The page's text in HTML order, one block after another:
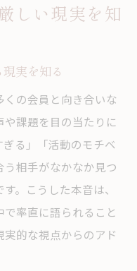
ラックリスト事情
める基本法則
べき比較ポイント
リットと注意点
ポート体制の見極
場の本音を活用す
ブラックリスト回
学ぶ注意点
しい現実を知
実を知る
の会員と向き合いな
課題を目の当たりに
る」「活動のモチベ
相手がなかなか見つ
。こうした本音は、
率直に語られること
的な視点からのアド